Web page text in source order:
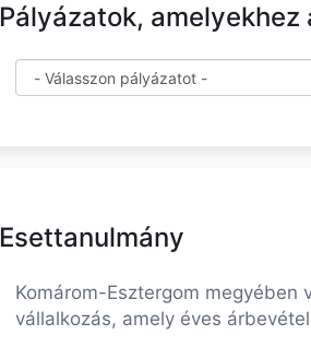
Pályázatok,
Esettanulmány
Komárom-Esztergom
vállalkozás, amely éves